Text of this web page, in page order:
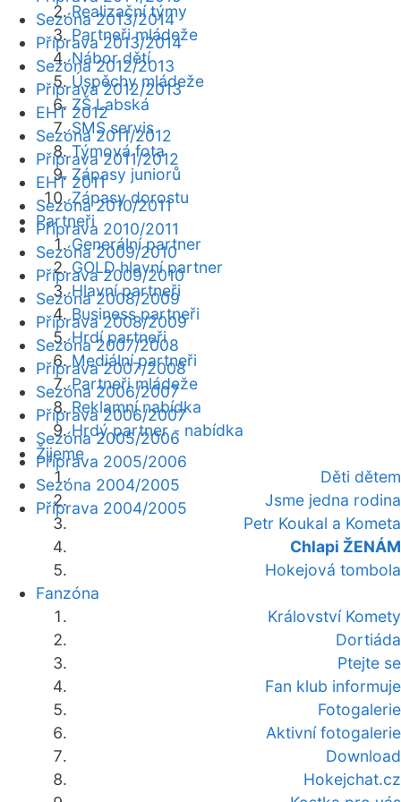
Realizační týmy
Partneři mládeže
Nábor dětí
Úspěchy mládeže
ZŠ Labská
SMS servis
Týmová fota
Zápasy juniorů
Zápasy dorostu
Partneři
Generální partner
GOLD hlavní partner
Hlavní partneři
Business partneři
Hrdí partneři
Mediální partneři
Partneři mládeže
Reklamní nabídka
Hrdý partner - nabídka
Žijeme
Děti dětem
Jsme jedna rodina
Petr Koukal a Kometa
Chlapi ŽENÁM
Hokejová tombola
Fanzóna
Království Komety
Dortiáda
Ptejte se
Fan klub informuje
Fotogalerie
Aktivní fotogalerie
Download
Hokejchat.cz
Sezóna 2013/2014
Příprava 2013/2014
Sezóna 2012/2013
Příprava 2012/2013
EHT 2012
Sezóna 2011/2012
Příprava 2011/2012
EHT 2011
Sezóna 2010/2011
Příprava 2010/2011
Sezóna 2009/2010
Příprava 2009/2010
Sezóna 2008/2009
Příprava 2008/2009
Sezóna 2007/2008
Příprava 2007/2008
Sezóna 2006/2007
Příprava 2006/2007
Sezóna 2005/2006
Příprava 2005/2006
Sezóna 2004/2005
Příprava 2004/2005